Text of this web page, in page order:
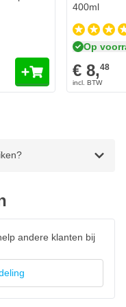
400ml
Op
€ 8,48
andere klanten bij